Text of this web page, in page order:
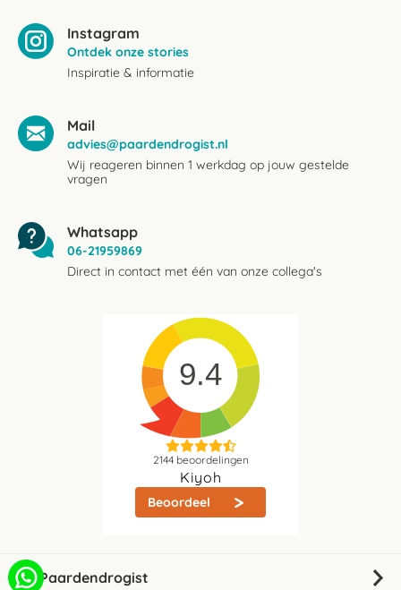
Instagram
Ontdek onze stories
Inspiratie & informatie
Mail
advies@paardendrogist.nl
Wij reageren binnen 1 werkdag op jouw gestelde
vragen
Whatsapp
06-21959869
Direct in contact met één van onze collega's
9.4
2144beoordelingen
Kiyoh
Beoordeel
De Paardendrogist